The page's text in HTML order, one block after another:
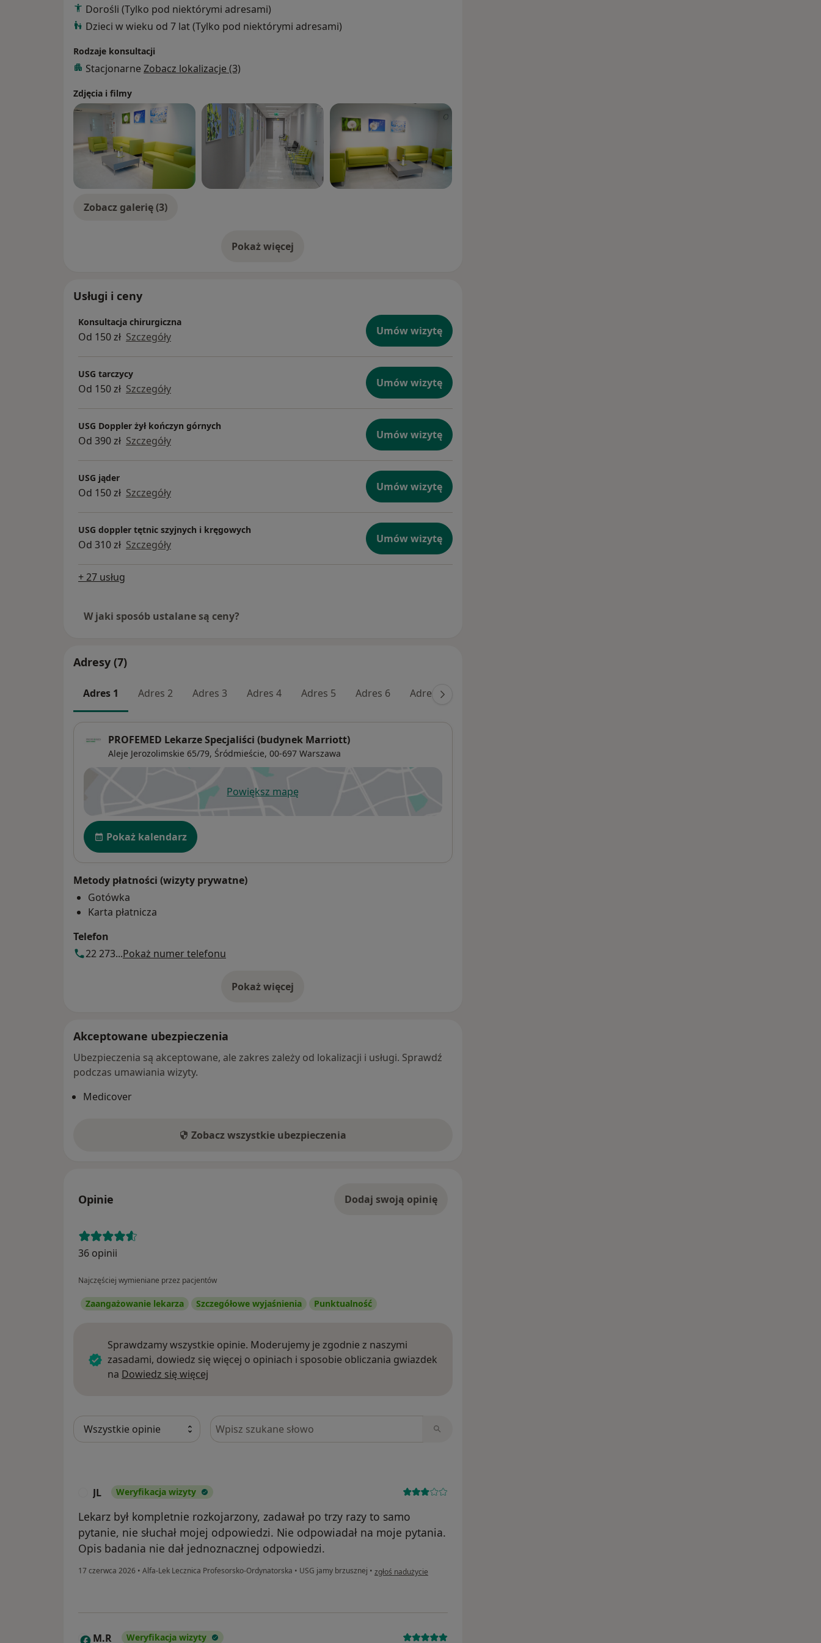
Dorośli (Tylko pod niektórymi adresami)
Dzieci w wieku od 7 lat (Tylko pod niektórymi adresami)
Rodzaje konsultacji
Stacjonarne Zobacz lokalizacje (3)
Zdjęcia i filmy
Zobacz galerię (3)
Pokaż więcejo doświadczeniu
Usługi i ceny
Konsultacja chirurgiczna
Od 150 zł Szczegóły Umów wizytę
USG tarczycy
Od 150 zł Szczegóły Umów wizytę
USG Doppler żył kończyn górnych
Od 390 zł Szczegóły Umów wizytę
USG jąder
Od 150 zł Szczegóły Umów wizytę
USG doppler tętnic szyjnych i kręgowych
Od 310 zł Szczegóły Umów wizytę
+ 27 usług
W jaki sposób ustalane są ceny?
Adresy (7)
Adres 1 Adres 2 Adres 3 Adres 4 Adres 5 Adres 6 Adres 7
PROFEMED Lekarze Specjaliści (budynek Marriott)
Aleje Jerozolimskie 65/79, Śródmieście, 00-697 Warszawa
Powiększ mapęotwiera się w nowej karcie
Dostępność
Pokaż kalendarz
Metody płatności (wizyty prywatne)
Gotówka
Karta płatnicza
Telefon
22 273...Pokaż numer telefonu
Pokaż więcej
o adresie
Akceptowane ubezpieczenia
Ubezpieczenia są akceptowane, ale zakres zależy od lokalizacji i usługi. Sprawdź
podczas umawiania wizyty.
Medicover
Zobacz wszystkie ubezpieczenia
Opinie Dodaj swoją opinię
36 opinii
Najczęściej wymieniane przez pacjentów
Zaangażowanie lekarza Szczegółowe wyjaśnienia Punktualność
Sprawdzamy wszystkie opinie. Moderujemy je zgodnie z naszymi
zasadami, dowiedz się więcej o opiniach i sposobie obliczania gwiazdek
na Dowiedz się więcej
Szukaj w opiniach
JL Weryfikacja wizyty
Lekarz był kompletnie rozkojarzony, zadawał po trzy razy to samo
pytanie, nie słuchał mojej odpowiedzi. Nie odpowiadał na moje pytania.
Opis badania nie dał jednoznacznej odpowiedzi.
17 czerwca 2026 • Alfa-Lek Lecznica Profesorsko-Ordynatorska • USG jamy brzusznej • w opinii użytkownika JL
zgłoś nadużycie
M M.R Weryfikacja wizyty